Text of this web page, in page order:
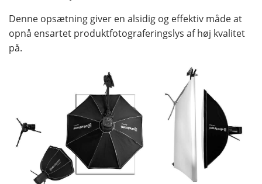
Denne opsætning giver en alsidig og effektiv måde at
opnå ensartet produktfotograferingslys af høj kvalitet
på.